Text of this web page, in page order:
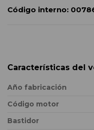
Código interno:
Características del
Año fabricación
Código motor
Bastidor